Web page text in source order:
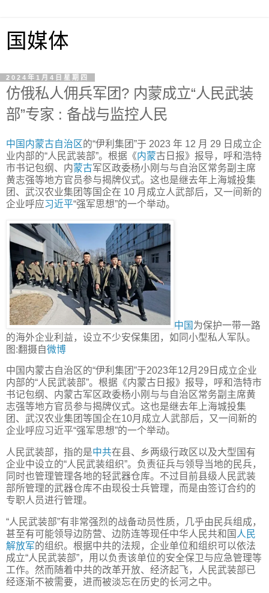
国媒体
2024年1月4日星期四
仿俄私人佣兵军团? 内蒙成立“人民武装
部”专家 : 备战与监控人民
中国 内蒙古自治区的“伊利集团”于 2023 年 12 月 29 日成立企
业内部的“人民武装部”。根据《内蒙古日报》报导，呼和浩特
市书记包纲、内蒙古军区政委杨小刚与与自治区常务副主席
黄志强等地方官员参与揭牌仪式。这也是继去年上海城投集
团、武汉农业集团等国企在 10 月成立人武部后，又一间新的
企业呼应习近平“强军思想”的一个举动。
中国 为保护一带一路
的海外企业利益，设立不少安保集团，如同小型私人军队。
图:翻摄自微博
中国内蒙古自治区的“伊利集团”于2023年12月29日成立企业
内部的“人民武装部”。根据《内蒙古日报》报导，呼和浩特市
书记包纲、内蒙古军区政委杨小刚与与自治区常务副主席黄
志强等地方官员参与揭牌仪式。这也是继去年上海城投集
团、武汉农业集团等国企在10月成立人武部后，又一间新的
企业呼应习近平“强军思想”的一个举动。
人民武装部，指的是中共在县、乡两级行政区以及大型国有
企业中设立的“人民武装组织”。负责征兵与领导当地的民兵，
同时也管理管理各地的轻武器仓库。不过目前县级人民武装
部所管理的武器仓库不由现役士兵管理，而是由签订合约的
专职人员进行管理。
“人民武装部”有非常强烈的战备动员性质，几乎由民兵组成，
甚至有可能领导边防营、边防连等现任中华人民共和国 人民
解放军的组织。根据中共的法规，企业单位和组织可以依法
成立“人民武装部”，用以负责该单位的安全保卫与应急管理等
工作。然而随着中共的改革开放、经济起飞，人民武装部已
经逐渐不被需要，进而被淡忘在历史的长河之中。